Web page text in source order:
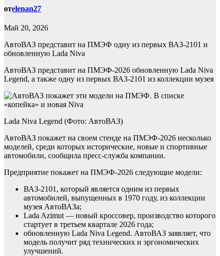
отelenan27
Май 20, 2026
АвтоВАЗ представит на ПМЭФ одну из первых ВАЗ-2101 и
обновленную Lada Niva
АвтоВАЗ представит на ПМЭФ-2026 обновленную Lada Niva
Legend, а также одну из первых ВАЗ-2101 из коллекции музея
Lada Niva Legend (Фото: АвтоВАЗ)
АвтоВАЗ покажет на своем стенде на ПМЭФ-2026 несколько
моделей, среди которых исторические, новые и спортивные
автомобили, сообщила пресс-служба компании.
Предприятие покажет на ПМЭФ-2026 следующие модели:
ВАЗ-2101, который является одним из первых
автомобилей, выпущенных в 1970 году, из коллекции
музея АвтоВАЗа;
Lada Azimut — новый кроссовер, производство которого
стартует в третьем квартале 2026 года;
обновленную Lada Niva Legend. АвтоВАЗ заявляет, что
модель получит ряд технических и эргономических
улучшений.